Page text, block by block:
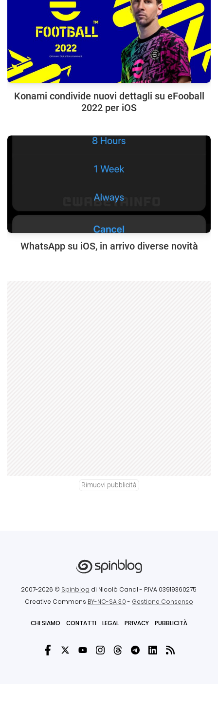
Konami condivide nuovi dettagli su eFooball
2022 per iOS
WhatsApp su iOS, in arrivo diverse novità
Rimuovi pubblicità
2007-2026 © Spinblog di Nicolò Canal - P.IVA 03919360275
Creative Commons BY-NC-SA 3.0- Gestione Consenso
CHI SIAMO CONTATTI LEGAL PRIVACY PUBBLICITÀ